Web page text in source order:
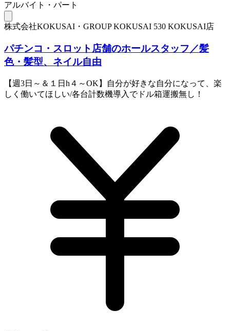
アルバイト・パート
株式会社KOKUSAI・GROUP KOKUSAI 530 KOKUSAI店
パチンコ・スロット店舗のホールスタッフ／髪
色・髪型、ネイル自由
【週3日～＆１日h４～OK】自分が好きな自分になって、楽
しく働いてほしい/各台計数機導入でドル箱運搬無し！